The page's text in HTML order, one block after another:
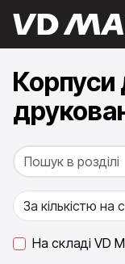
Корпуси
На складі VD